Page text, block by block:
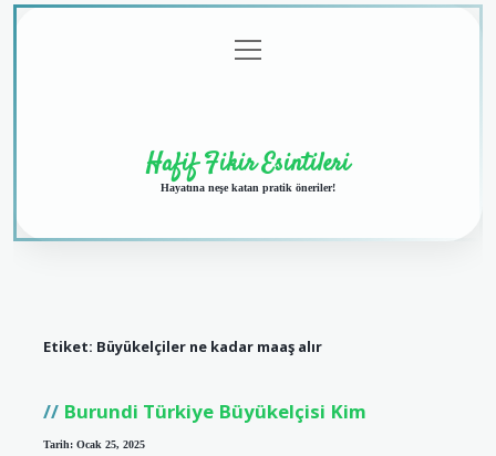
menüyü
aç
Hafif Fikir Esintileri
Hayatına neşe katan pratik öneriler!
Etiket: Büyükelçiler ne kadar maaş alır
Burundi Türkiye Büyükelçisi Kim
Tarih: Ocak 25, 2025